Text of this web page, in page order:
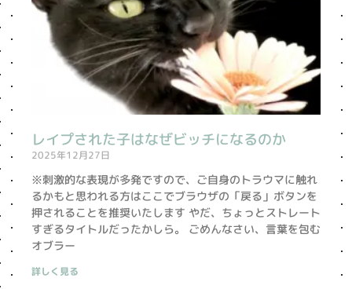
レイプされた子はなぜビッチになるのか
2025年12月27日
※刺激的な表現が多発ですので、ご自身のトラウマに触れ
るかもと思われる方はここでブラウザの「戻る」ボタンを
押されることを推奨いたします やだ、ちょっとストレート
すぎるタイトルだったかしら。 ごめんなさい、言葉を包む
オブラー
詳しく見る